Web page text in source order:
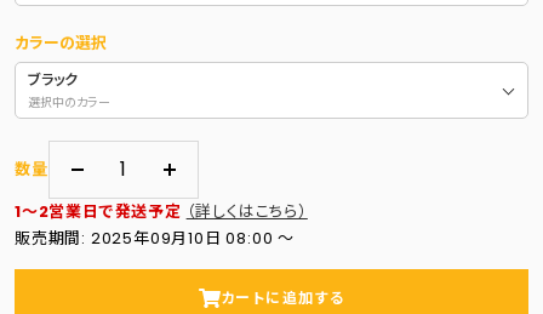
カラーの選択
ブラック
選択中のカラー
数量
量
を
数
量
を
1～2営業日で発送予定 （詳しくはこちら）
販売期間: 2025年09月10日 08:00 〜
カートに追加する